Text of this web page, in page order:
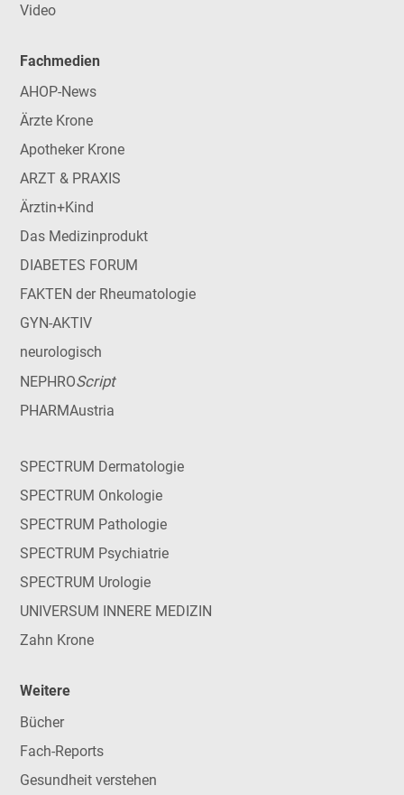
Video
Fachmedien
AHOP-News
Ärzte Krone
Apotheker Krone
ARZT & PRAXIS
Ärztin+Kind
Das Medizinprodukt
DIABETES FORUM
FAKTEN der Rheumatologie
GYN-AKTIV
neurologisch
NEPHROScript
PHARMAustria
SPECTRUM Dermatologie
SPECTRUM Onkologie
SPECTRUM Pathologie
SPECTRUM Psychiatrie
SPECTRUM Urologie
UNIVERSUM INNERE MEDIZIN
Zahn Krone
Weitere
Bücher
Fach-Reports
Gesundheit verstehen